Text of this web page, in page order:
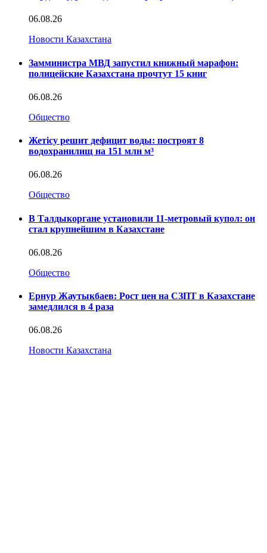
06.08.26
Новости Казахстана
Замминистра МВД запустил книжный марафон:
полицейские Казахстана прочтут 15 книг
06.08.26
Общество
Жетісу решит дефицит воды: построят 8
водохранилищ на 151 млн м³
06.08.26
Общество
В Талдыкоргане установили 11-метровый купол: он
стал крупнейшим в Казахстане
06.08.26
Общество
Ернур Жаутыкбаев: Рост цен на СЗПТ в Казахстане
замедлился в 4 раза
06.08.26
Новости Казахстана